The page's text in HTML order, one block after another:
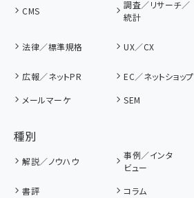
CMS
調査／リサーチ／
統計
法律／標準規格 UX／CX
広報／ネットPR
EC／ネットショップ
メールマーケ
SEM
種別
解説／ノウハウ
事例／インタ
ビュー
書評 コラム